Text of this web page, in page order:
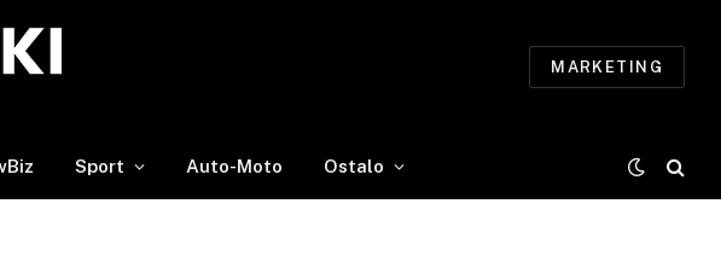
MARKETING
Sport Auto-Moto Ostalo